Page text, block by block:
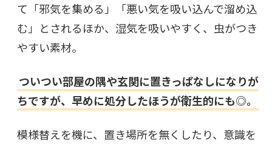
て「邪気を集める」「悪い気を吸い込んで溜め込
む」とされるほか、湿気を吸いやすく、虫がつき
やすい素材。
ついつい部屋の隅や玄関に置きっぱなしになりが
ちですが、早めに処分したほうが衛生的にも◎。
模様替えを機に、置き場所を無くしたり、意識を